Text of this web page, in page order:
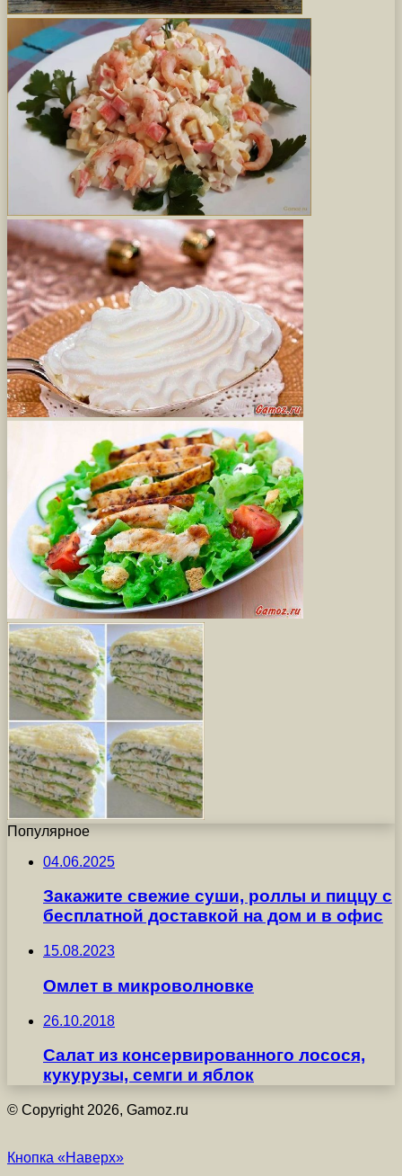
Популярное
04.06.2025
Закажите свежие суши, роллы и пиццу с
бесплатной доставкой на дом и в офис
15.08.2023
Омлет в микроволновке
26.10.2018
Салат из консервированного лосося,
кукурузы, семги и яблок
© Copyright 2026, Gamoz.ru
Кнопка «Наверх»